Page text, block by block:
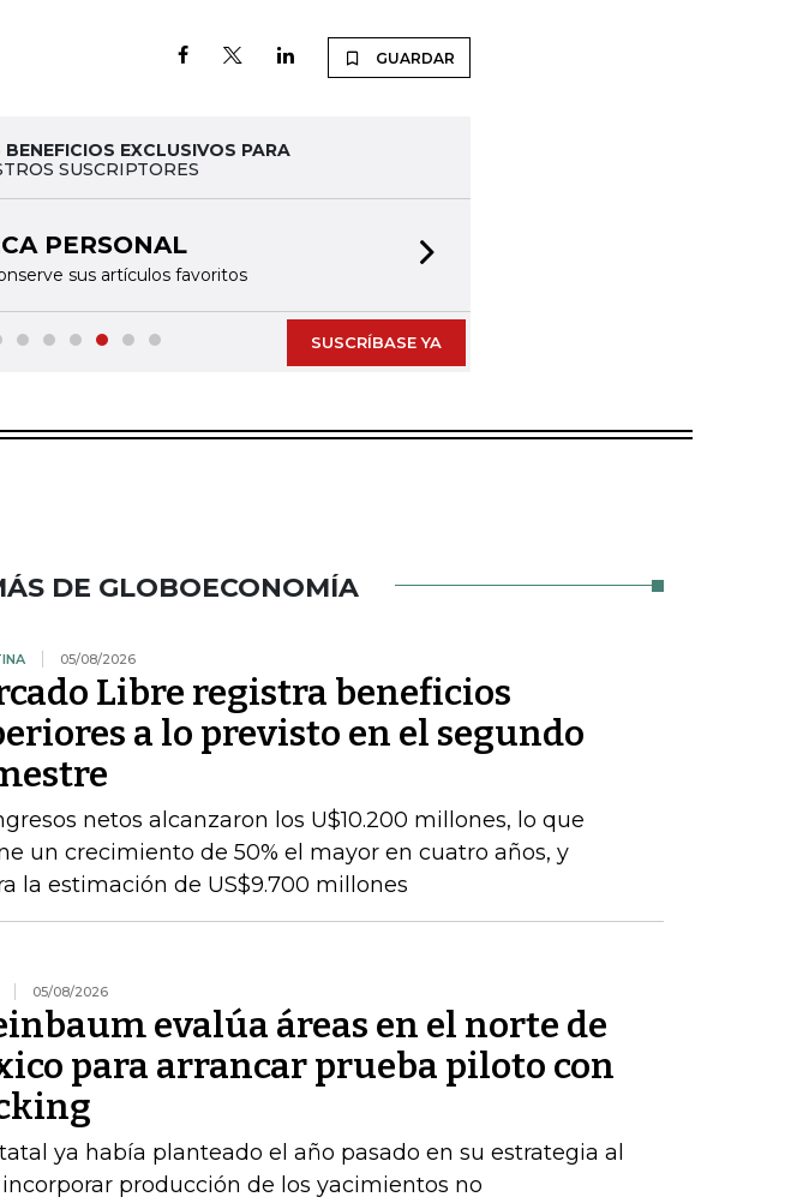
GUARDAR
EXCLUSIVOS PARA
SUSCRIPTORES
PERSONAL
sus artículos favoritos
SUSCRÍBASE YA
DE GLOBOECONOMÍA
05/08/2026
Libre registra beneficios
a lo previsto en el segundo
netos alcanzaron los U$10.200 millones, lo que
un crecimiento de 50% el mayor en cuatro años, y
la estimación de US$9.700 millones
05/08/2026
evalúa áreas en el norte de
para arrancar prueba piloto con
ya había planteado el año pasado en su estrategia al
producción de los yacimientos no